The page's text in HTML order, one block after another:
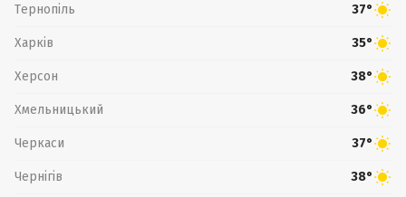
Тернопіль 37°
Харків 35°
Херсон 38°
Хмельницький 36°
Черкаси 37°
Чернігів 38°